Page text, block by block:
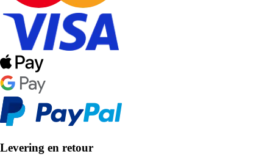
Levering en retour